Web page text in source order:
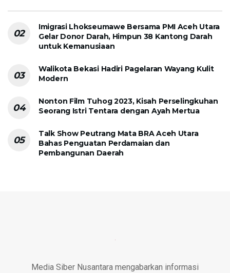
Imigrasi Lhokseumawe Bersama PMI Aceh Utara
Gelar Donor Darah, Himpun 38 Kantong Darah
untuk Kemanusiaan
Walikota Bekasi Hadiri Pagelaran Wayang Kulit
Modern
Nonton Film Tuhog 2023, Kisah Perselingkuhan
Seorang Istri Tentara dengan Ayah Mertua
Talk Show Peutrang Mata BRA Aceh Utara
Bahas Penguatan Perdamaian dan
Pembangunan Daerah
Media Siber Nusantara mengabarkan informasi